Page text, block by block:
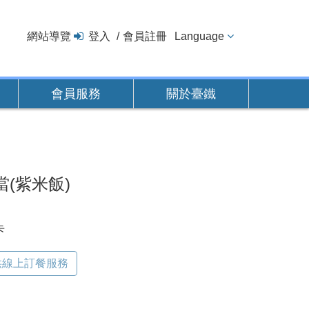
網站導覽 登入 會員註冊 Language
會員服務 關於臺鐵
(紫米飯)
上訂餐服務